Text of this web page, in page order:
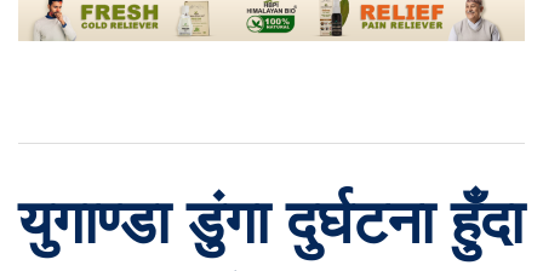
युगाण्डा डुंगा दुर्घटना हुँदा